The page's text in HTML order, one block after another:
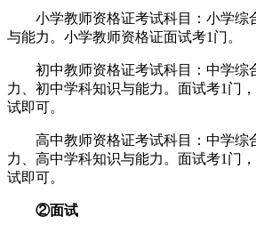
小学教师资格证考试科目：小学综
与能力。小学教师资格证面试考1门。
初中教师资格证考试科目：中学综
力、初中学科知识与能力。面试考1门
试即可。
高中教师资格证考试科目：中学综
力、高中学科知识与能力。面试考1门
试即可。
②面试